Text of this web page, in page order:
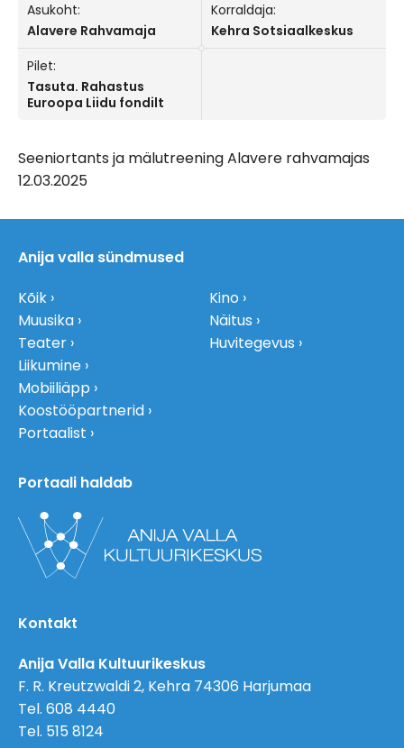
Asukoht:
Alavere Rahvamaja
Korraldaja:
Kehra Sotsiaalkeskus
Pilet:
Tasuta. Rahastus
Euroopa Liidu fondilt
Seeniortants ja mälutreening Alavere rahvamajas
12.03.2025
Anija valla sündmused
Kõik
Muusika
Teater
Liikumine
Kino
Näitus
Huvitegevus
Mobiiliäpp
Koostööpartnerid
Portaalist
Portaali haldab
Kontakt
Anija Valla Kultuurikeskus
F. R. Kreutzwaldi 2, Kehra 74306 Harjumaa
Tel. 608 4440
Tel. 515 8124